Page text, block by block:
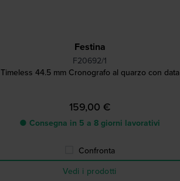
Festina
F20692/1
Timeless 44.5 mm Cronografo al quarzo con data
159,00 €
● Consegna in 5 a 8 giorni lavorativi
Confronta
Vedi i prodotti